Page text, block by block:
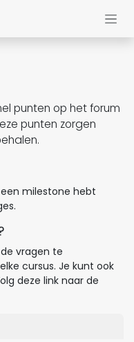
punten op het forum
punten zorgen
milestone hebt
vragen te
cursus. Je kunt ook
deze link naar de